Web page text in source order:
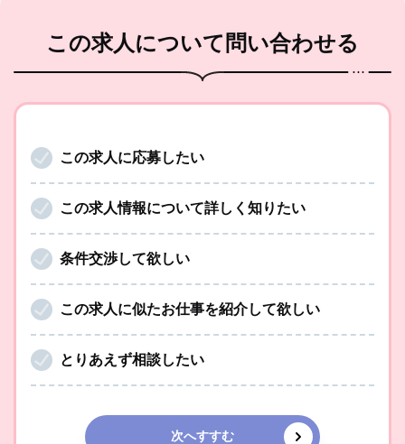
この求人について問い合わせる
この求人に応募したい
この求人情報について詳しく知りたい
条件交渉して欲しい
この求人に似たお仕事を紹介して欲しい
とりあえず相談したい
次へすすむ